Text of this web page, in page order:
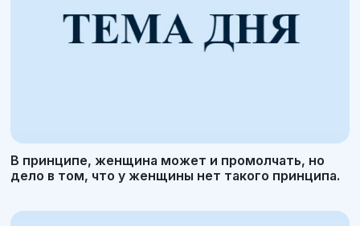
В принципе, женщина может и промолчать, но
дело в том, что у женщины нет такого принципа.